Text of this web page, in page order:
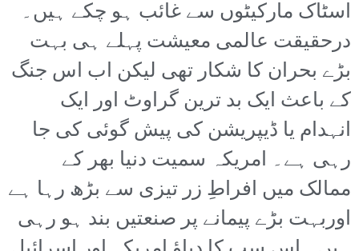
اسٹاک مارکیٹوں سے غائب ہو چکے ہیں۔
درحقیقت عالمی معیشت پہلے ہی بہت
بڑے بحران کا شکار تھی لیکن اب اس جنگ
کے باعث ایک بد ترین گراوٹ اور ایک
انہدام یا ڈیپریشن کی پیش گوئی کی جا
رہی ہے۔ امریکہ سمیت دنیا بھر کے
ممالک میں افراطِ زر تیزی سے بڑھ رہا ہے
اوربہت بڑے پیمانے پر صنعتیں بند ہو رہی